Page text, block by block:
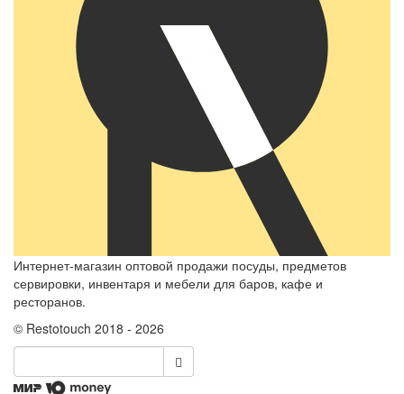
Интернет-магазин оптовой продажи посуды, предметов
сервировки, инвентаря и мебели для баров, кафе и
ресторанов.
© Restotouch 2018 - 2026